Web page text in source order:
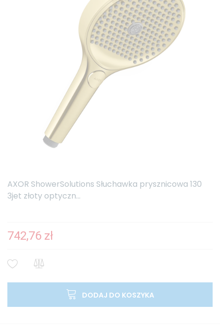
AXOR ShowerSolutions Słuchawka prysznicowa 130
3jet złoty optyczn...
742,76 zł
DODAJ DO KOSZYKA